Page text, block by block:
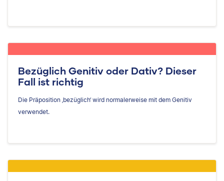
Bezüglich Genitiv oder Dativ? Dieser
Fall ist richtig
Die Präposition ‚bezüglich‘ wird normalerweise mit dem Genitiv
verwendet.